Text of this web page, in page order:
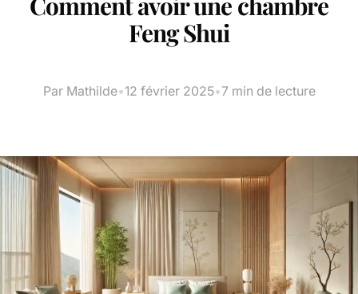
Feng Shui
Par Mathilde•12 février 2025•7 min de lecture